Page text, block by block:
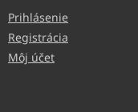
Prihlásenie
Registrácia
Môj účet